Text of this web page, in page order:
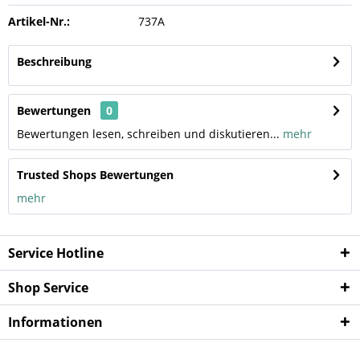
Artikel-Nr.: 737A
Beschreibung
Bewertungen
0
Bewertungen lesen, schreiben und diskutieren... mehr
Trusted Shops Bewertungen
mehr
Service Hotline
Shop Service
Informationen